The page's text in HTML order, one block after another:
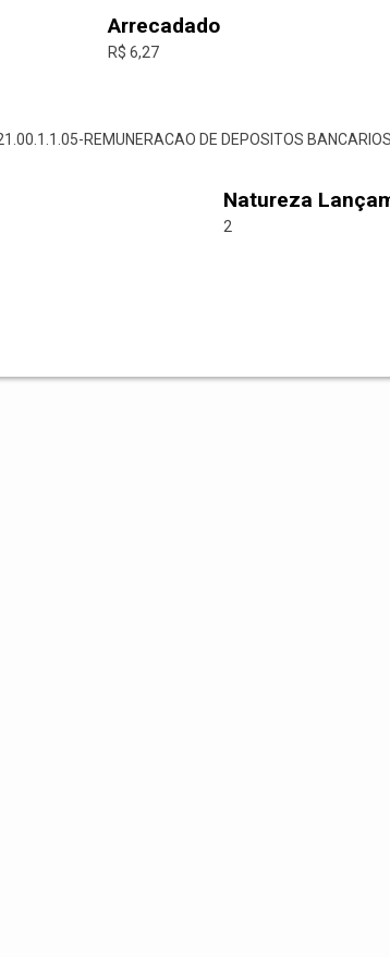
Arrecadado
R$ 6,27
REMUNERACAO DE DEPOSITOS
Natureza
2